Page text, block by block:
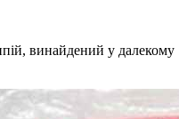
винайдений у далекому